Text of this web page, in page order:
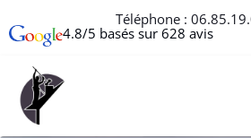
Téléphone :
4.8/5 basés sur 628 avis